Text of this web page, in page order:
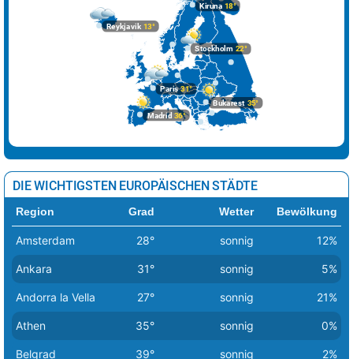
Paris31°
Reykjavik 13°
Bukarest35°
Kiruna 18°
Stockholm22°
Madrid 36°
DIE WICHTIGSTEN EUROPÄISCHEN STÄDTE
Region Grad Wetter Bewölkung
Amsterdam 28° sonnig 12%
Ankara 31° sonnig 5%
Andorra la Vella 27° sonnig 21%
Athen 35° sonnig 0%
Belgrad 39° sonnig 2%